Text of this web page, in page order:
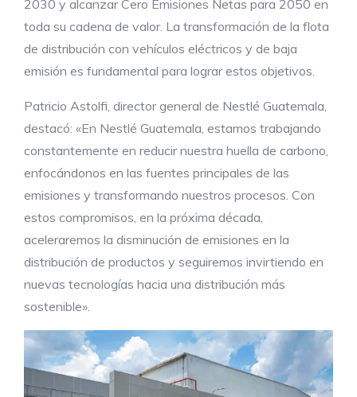
2030 y alcanzar Cero Emisiones Netas para 2050 en
toda su cadena de valor. La transformación de la flota
de distribución con vehículos eléctricos y de baja
emisión es fundamental para lograr estos objetivos.
Patricio Astolfi, director general de Nestlé Guatemala,
destacó: «En Nestlé Guatemala, estamos trabajando
constantemente en reducir nuestra huella de carbono,
enfocándonos en las fuentes principales de las
emisiones y transformando nuestros procesos. Con
estos compromisos, en la próxima década,
aceleraremos la disminución de emisiones en la
distribución de productos y seguiremos invirtiendo en
nuevas tecnologías hacia una distribución más
sostenible».